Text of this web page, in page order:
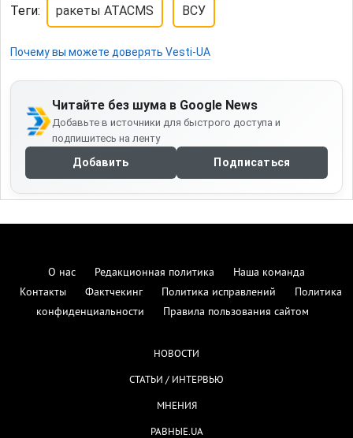
Теги: ракеты ATACMS ВСУ
Почему вы можете доверять Vesti-UA
Читайте без шума в Google News
Добавьте в источники для быстрого доступа и
подпишитесь на ленту
Добавить Подписаться
О нас Редакционная политика
Наша команда
Контакты
Фактчекинг Политика исправлений
Политика
конфиденциальности
Правила пользования сайтом
НОВОСТИ
СТАТЬИ / ИНТЕРВЬЮ
МНЕНИЯ
РАВНЫЕ.UA